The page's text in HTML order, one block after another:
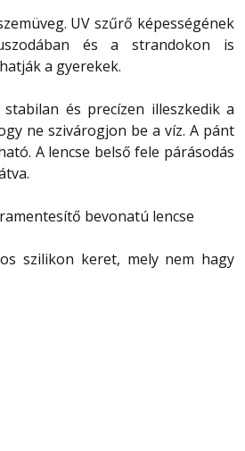
UV szűrő képességének
és a strandokon is
a gyerekek.
és precízen illeszkedik a
ne szivárogjon be a víz. A pánt
A lencse belső fele párásodás
bevonatú lencse
szilikon keret, mely nem hagy